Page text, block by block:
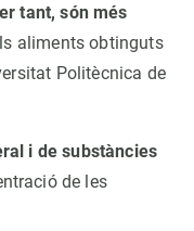
tant, són més
aliments obtinguts
Politècnica de
i de substàncies
de les